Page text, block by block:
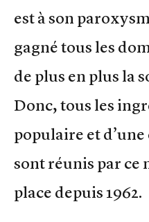
est à son
gagné tous les
de plus en plus la
Donc, tous les
populaire et
sont réunis par ce
place depuis 1962.